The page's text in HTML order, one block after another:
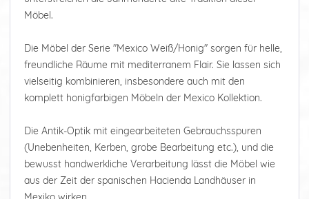
Möbel.
Die Möbel der Serie "Mexico Weiß/Honig" sorgen für helle,
freundliche Räume mit mediterranem Flair. Sie lassen sich
vielseitig kombinieren, insbesondere auch mit den
komplett honigfarbigen Möbeln der Mexico Kollektion.
Die Antik-Optik mit eingearbeiteten Gebrauchsspuren
(Unebenheiten, Kerben, grobe Bearbeitung etc.), und die
bewusst handwerkliche Verarbeitung lässt die Möbel wie
aus der Zeit der spanischen Hacienda Landhäuser in